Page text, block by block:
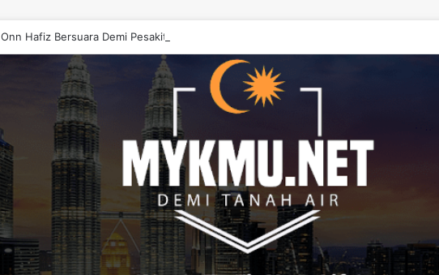
Onn Hafiz Bersuara Demi Pesakit, Jangan Diputarbelitkan – Hasrunizah